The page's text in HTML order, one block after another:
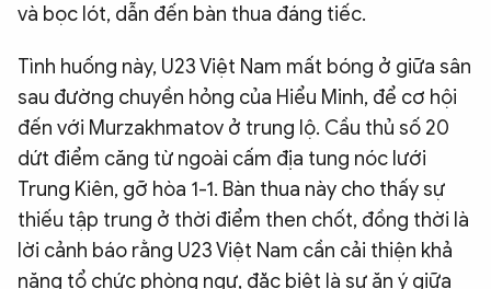
và bọc lót, dẫn đến bàn thua đáng tiếc.
Tình huống này, U23 Việt Nam mất bóng ở giữa sân
sau đường chuyền hỏng của Hiểu Minh, để cơ hội
đến với Murzakhmatov ở trung lộ. Cầu thủ số 20
dứt điểm căng từ ngoài cấm địa tung nóc lưới
Trung Kiên, gỡ hòa 1-1. Bàn thua này cho thấy sự
thiếu tập trung ở thời điểm then chốt, đồng thời là
lời cảnh báo rằng U23 Việt Nam cần cải thiện khả
năng tổ chức phòng ngự, đặc biệt là sự ăn ý giữa